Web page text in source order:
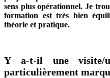
sens plus opérationnel. Je
formation est très bien
théorie et pratique.
Y a-t-il une visite/
particulièrement